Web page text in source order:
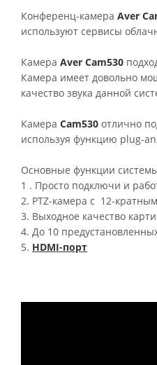
Конференц-камера Aver
используют сервисы
Камера Aver Cam530
Камера имеет довольно
качество звука данной
Камера Cam530 отлично
используя функцию plug-
Основные функции
1 . Просто подключи и
2. PTZ-камера с 12-
3. Выходное качество
4. До 10
5. HDMI-порт